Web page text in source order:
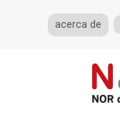
acerca de